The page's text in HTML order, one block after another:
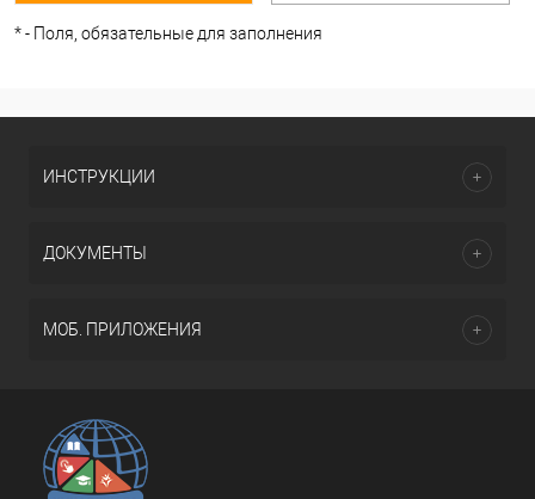
*- Поля, обязательные для заполнения
ИНСТРУКЦИИ
ДОКУМЕНТЫ
МОБ. ПРИЛОЖЕНИЯ